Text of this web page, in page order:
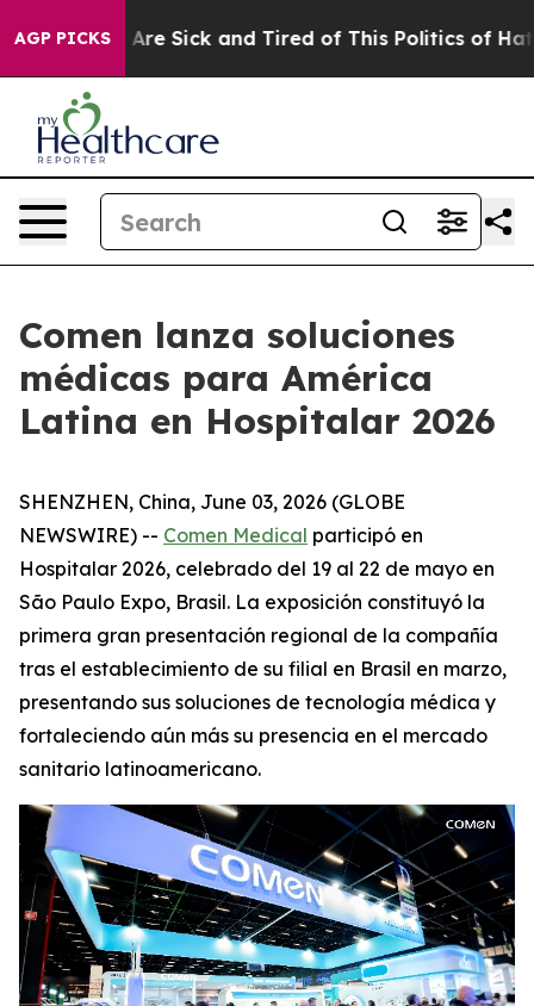
AGP PICKSAre Sick and Tired of This Politics of Hatred”
Comen lanza soluciones
médicas para América
Latina en Hospitalar 2026
SHENZHEN, China, June 03, 2026 (GLOBE
NEWSWIRE) -- Comen Medical participó en
Hospitalar 2026, celebrado del 19 al 22 de mayo en
São Paulo Expo, Brasil. La exposición constituyó la
primera gran presentación regional de la compañía
tras el establecimiento de su filial en Brasil en marzo,
presentando sus soluciones de tecnología médica y
fortaleciendo aún más su presencia en el mercado
sanitario latinoamericano.